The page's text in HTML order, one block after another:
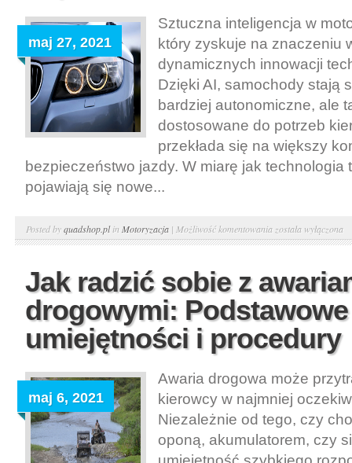
biletu
maj 27, 2021
Sztuczna inteligencja w
który zyskuje na znaczeniu
dynamicznych innowacji
Dzięki AI, samochody stają
bardziej autonomiczne, ale
dostosowane do potrzeb
przekłada się na większy
bezpieczeństwo jazdy. W miarę jak technologia
pojawiają się nowe...
Posted byquadshop.plin Motoryzacja | Możliwość komentowania Zastosowanie
sztucznej
w
motoryzacji:
Kierowca
z
została wyłączona
Jak radzić sobie z
drogowymi: Podstawowe
umiejętności i procedury
maj 6, 2021
Awaria drogowa może
kierowcy w najmniej
Niezależnie od tego, czy
oponą, akumulatorem, czy